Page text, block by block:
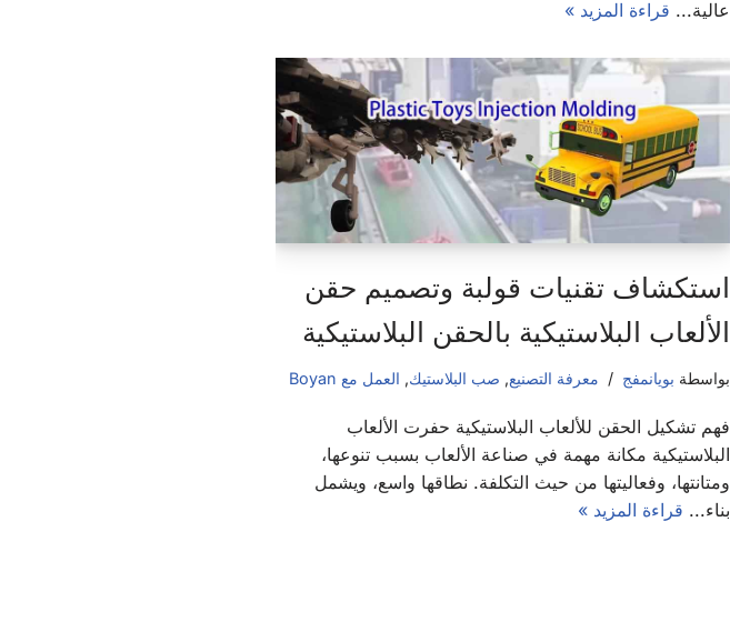
عالية... قراءة المزيد »
استكشاف تقنيات قولبة وتصميم حقن
الألعاب البلاستيكية بالحقن البلاستيكية
بواسطة بويانمفج معرفة التصنيع, صب البلاستيك, العمل مع Boyan
فهم تشكيل الحقن للألعاب البلاستيكية حفرت الألعاب
البلاستيكية مكانة مهمة في صناعة الألعاب بسبب تنوعها،
ومتانتها، وفعاليتها من حيث التكلفة. نطاقها واسع، ويشمل
بناء... قراءة المزيد »